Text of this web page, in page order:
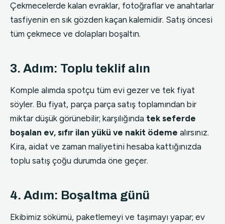
Çekmecelerde kalan evraklar, fotoğraflar ve anahtarlar
tasfiyenin en sık gözden kaçan kalemidir. Satış öncesi
tüm çekmece ve dolapları boşaltın.
3. Adım: Toplu teklif alın
Komple alımda spotçu tüm evi gezer ve tek fiyat
söyler. Bu fiyat, parça parça satış toplamından bir
miktar düşük görünebilir; karşılığında tek seferde
boşalan ev, sıfır ilan yükü ve nakit ödeme alırsınız.
Kira, aidat ve zaman maliyetini hesaba kattığınızda
toplu satış çoğu durumda öne geçer.
4. Adım: Boşaltma günü
Ekibimiz sökümü, paketlemeyi ve taşımayı yapar; ev